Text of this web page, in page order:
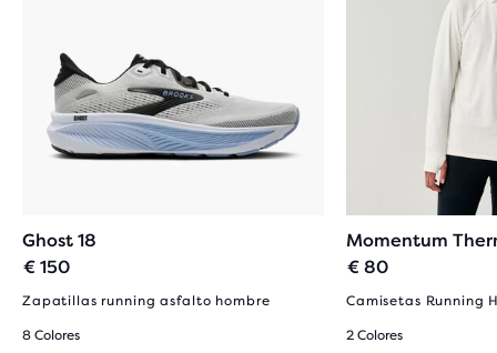
Ghost 18
€ 150
Zapatillas running asfalto hombre
8 Colores
Momentum
€ 80
Camisetas Running
2 Colores